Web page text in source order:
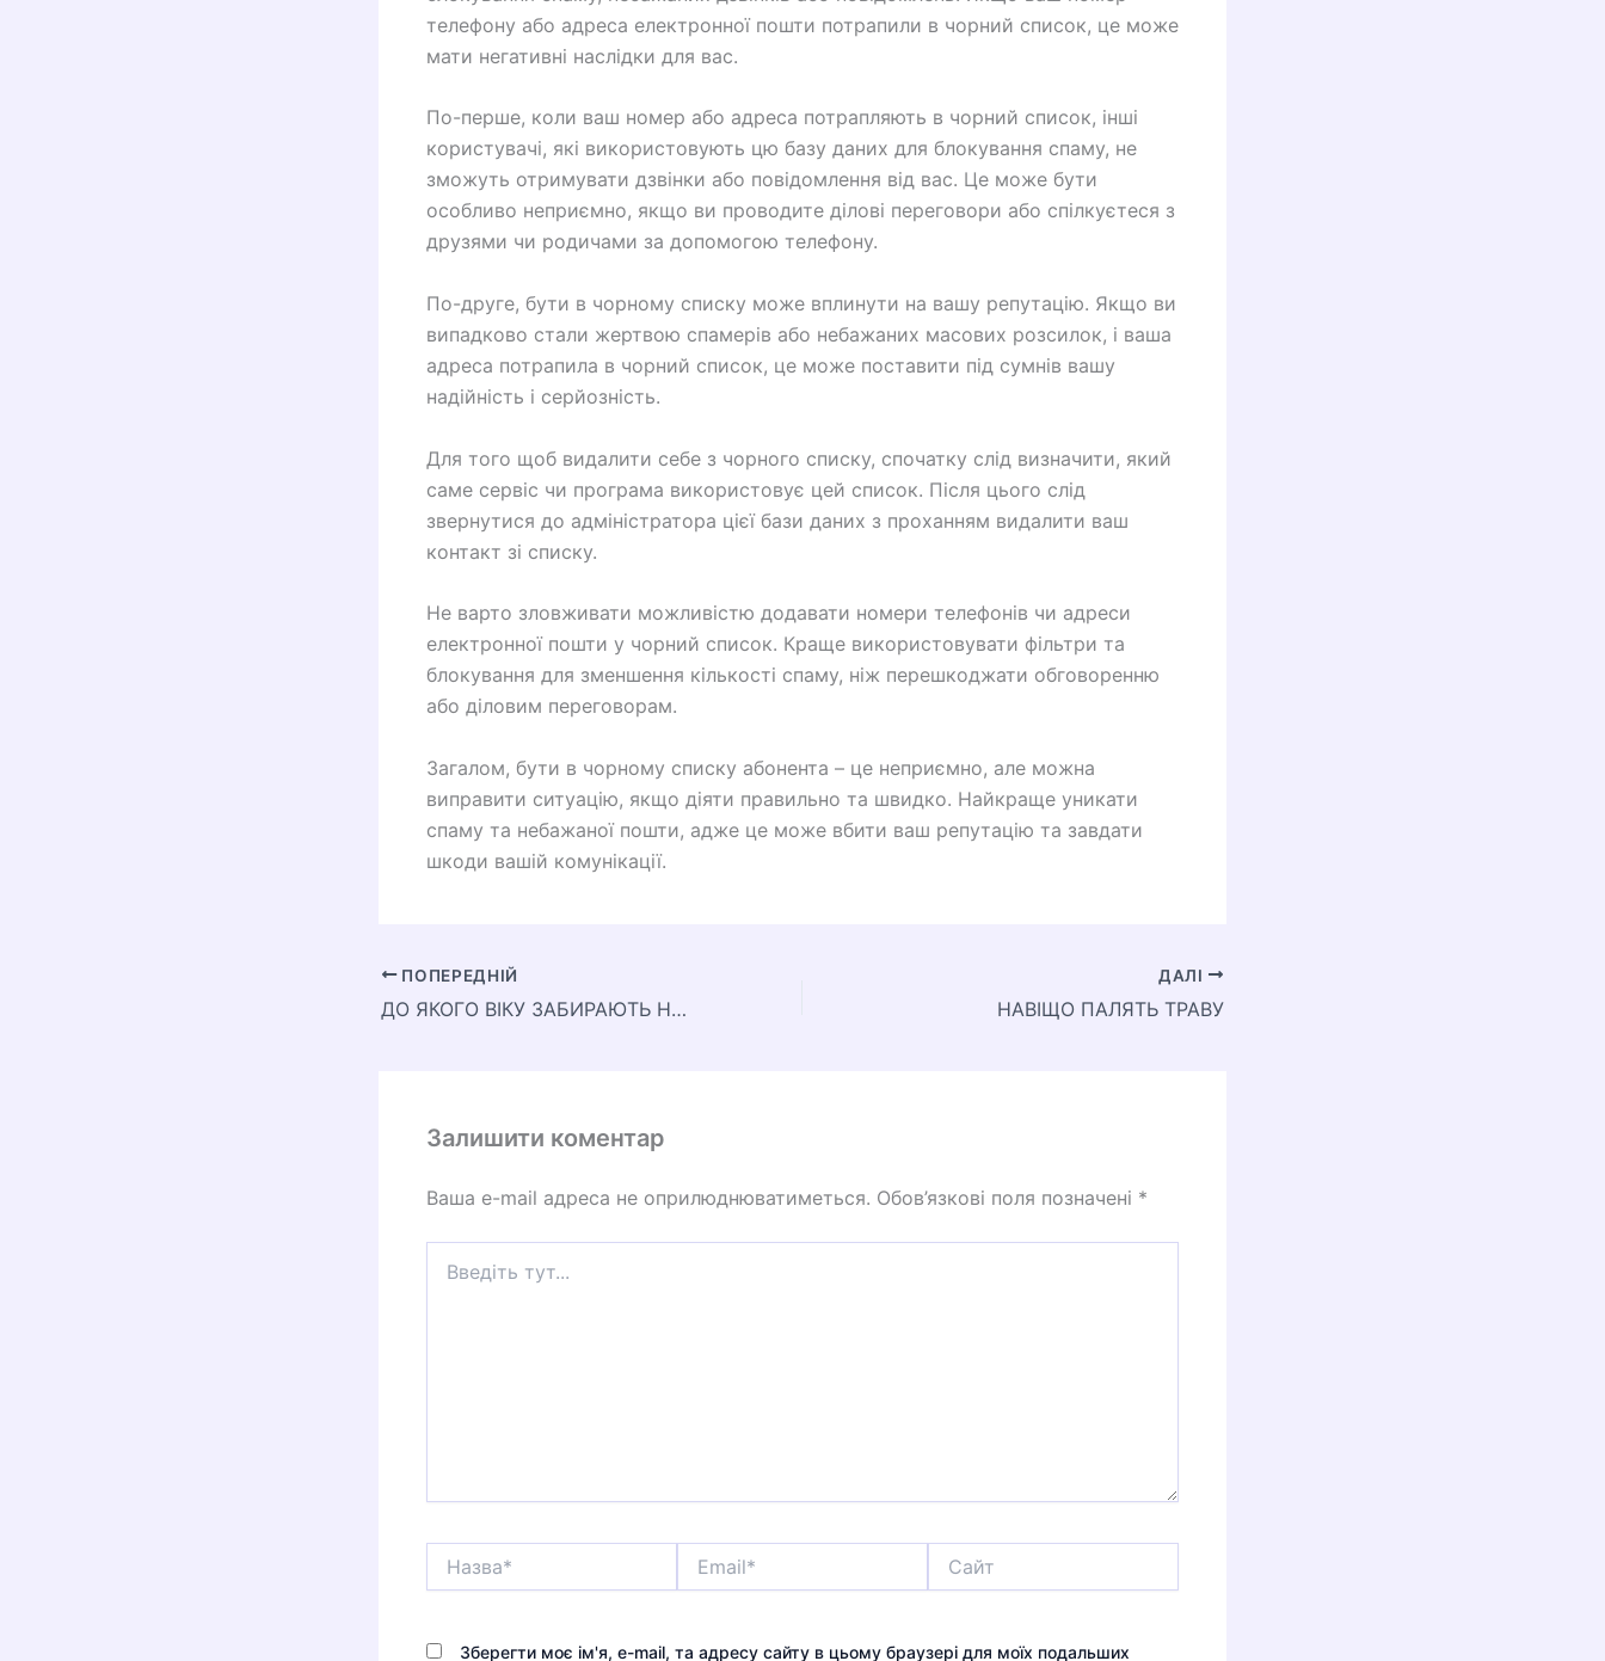
телефону або адреса електронної пошти потрапили в чорний список, це може
мати негативні наслідки для вас.
По-перше, коли ваш номер або адреса потрапляють в чорний список, інші
користувачі, які використовують цю базу даних для блокування спаму, не
зможуть отримувати дзвінки або повідомлення від вас. Це може бути
особливо неприємно, якщо ви проводите ділові переговори або спілкуєтеся з
друзями чи родичами за допомогою телефону.
По-друге, бути в чорному списку може вплинути на вашу репутацію. Якщо ви
випадково стали жертвою спамерів або небажаних масових розсилок, і ваша
адреса потрапила в чорний список, це може поставити під сумнів вашу
надійність і серйозність.
Для того щоб видалити себе з чорного списку, спочатку слід визначити, який
саме сервіс чи програма використовує цей список. Після цього слід
звернутися до адміністратора цієї бази даних з проханням видалити ваш
контакт зі списку.
Не варто зловживати можливістю додавати номери телефонів чи адреси
електронної пошти у чорний список. Краще використовувати фільтри та
блокування для зменшення кількості спаму, ніж перешкоджати обговоренню
або діловим переговорам.
Загалом, бути в чорному списку абонента – це неприємно, але можна
виправити ситуацію, якщо діяти правильно та швидко. Найкраще уникати
спаму та небажаної пошти, адже це може вбити ваш репутацію та завдати
шкоди вашій комунікації.
ПОПЕРЕДНІЙ
ДО ЯКОГО ВІКУ ЗАБИРАЮТЬ НА ВІЙНУ В УКРАЇНІ
ДАЛІ
НАВІЩО ПАЛЯТЬ ТРАВУ
Залишити коментар
Ваша e-mail адреса не оприлюднюватиметься. Обов’язкові поля позначені *
тут...
Зберегти моє ім'я, e-mail, та адресу сайту в цьому браузері для моїх подальших